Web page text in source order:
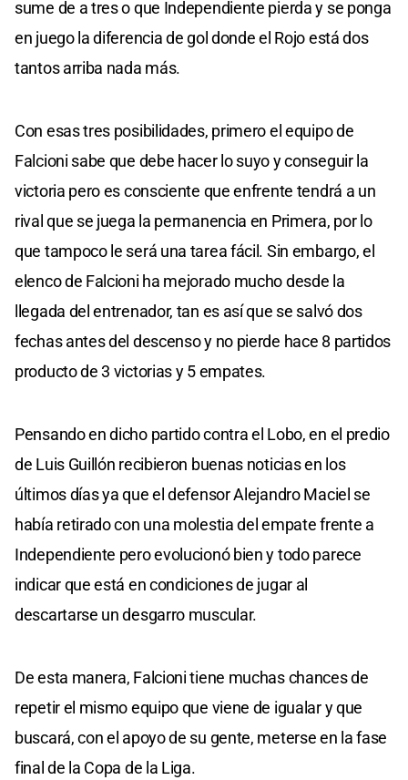
sume de a tres o que Independiente pierda y se ponga
en juego la diferencia de gol donde el Rojo está dos
tantos arriba nada más.
Con esas tres posibilidades, primero el equipo de
Falcioni sabe que debe hacer lo suyo y conseguir la
victoria pero es consciente que enfrente tendrá a un
rival que se juega la permanencia en Primera, por lo
que tampoco le será una tarea fácil. Sin embargo, el
elenco de Falcioni ha mejorado mucho desde la
llegada del entrenador, tan es así que se salvó dos
fechas antes del descenso y no pierde hace 8 partidos
producto de 3 victorias y 5 empates.
Pensando en dicho partido contra el Lobo, en el predio
de Luis Guillón recibieron buenas noticias en los
últimos días ya que el defensor Alejandro Maciel se
había retirado con una molestia del empate frente a
Independiente pero evolucionó bien y todo parece
indicar que está en condiciones de jugar al
descartarse un desgarro muscular.
De esta manera, Falcioni tiene muchas chances de
repetir el mismo equipo que viene de igualar y que
buscará, con el apoyo de su gente, meterse en la fase
final de la Copa de la Liga.